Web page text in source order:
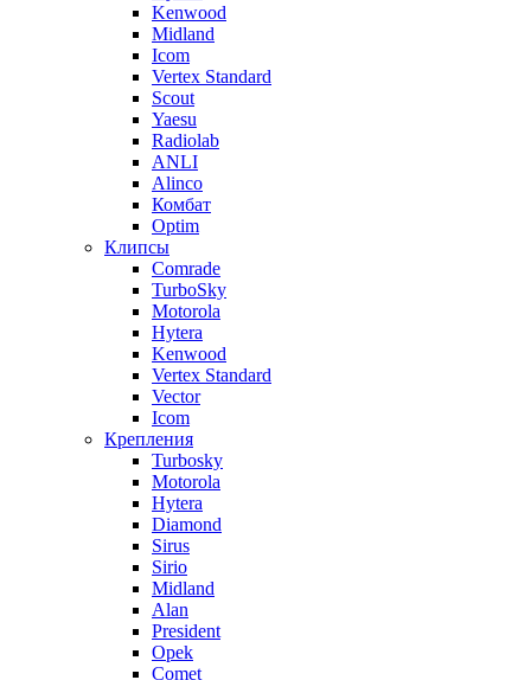
Kenwood
Midland
Icom
Vertex Standard
Scout
Yaesu
Radiolab
ANLI
Alinco
Комбат
Optim
Клипсы
Comrade
TurboSky
Motorola
Hytera
Kenwood
Vertex Standard
Vector
Icom
Крепления
Turbosky
Motorola
Hytera
Diamond
Sirus
Sirio
Midland
Alan
President
Opek
Comet